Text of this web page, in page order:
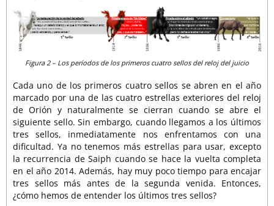
Figura 2 – Los períodos de los primeros cuatro sellos del reloj del juicio
Cada uno de los primeros cuatro sellos se abren en el año
marcado por una de las cuatro estrellas exteriores del reloj
de Orión y naturalmente se cierran cuando se abre el
siguiente sello. Sin embargo, cuando llegamos a los últimos
tres sellos, inmediatamente nos enfrentamos con una
dificultad. Ya no tenemos más estrellas para usar, excepto
la recurrencia de Saiph cuando se hace la vuelta completa
en el año 2014. Además, hay muy poco tiempo para encajar
tres sellos más antes de la segunda venida. Entonces,
¿cómo hemos de entender los últimos tres sellos?